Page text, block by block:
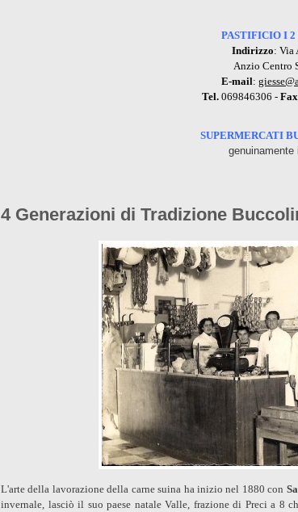
PASTIFICIO I
Indirizzo: Via
Anzio Centro
E-mail:
Tel. 069846306 - Fax
SUPERMERCATI
genuinamente
4 Generazioni di Tradizione
L'arte della lavorazione della carne suina ha inizio nel 1880 con
invernale, lasciò il suo paese natale Valle, frazione di Preci a 8